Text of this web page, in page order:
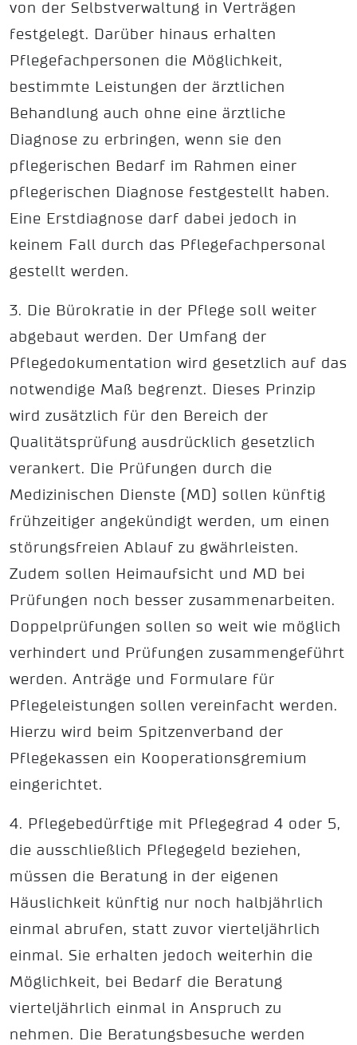
von der Selbstverwaltung in Verträgen
festgelegt. Darüber hinaus erhalten
Pflegefachpersonen die Möglichkeit,
bestimmte Leistungen der ärztlichen
Behandlung auch ohne eine ärztliche
Diagnose zu erbringen, wenn sie den
pflegerischen Bedarf im Rahmen einer
pflegerischen Diagnose festgestellt haben.
Eine Erstdiagnose darf dabei jedoch in
keinem Fall durch das Pflegefachpersonal
gestellt werden.
3. Die Bürokratie in der Pflege soll weiter
abgebaut werden. Der Umfang der
Pflegedokumentation wird gesetzlich auf das
notwendige Maß begrenzt. Dieses Prinzip
wird zusätzlich für den Bereich der
Qualitätsprüfung ausdrücklich gesetzlich
verankert. Die Prüfungen durch die
Medizinischen Dienste (MD) sollen künftig
frühzeitiger angekündigt werden, um einen
störungsfreien Ablauf zu gwährleisten.
Zudem sollen Heimaufsicht und MD bei
Prüfungen noch besser zusammenarbeiten.
Doppelprüfungen sollen so weit wie möglich
verhindert und Prüfungen zusammengeführt
werden. Anträge und Formulare für
Pflegeleistungen sollen vereinfacht werden.
Hierzu wird beim Spitzenverband der
Pflegekassen ein Kooperationsgremium
eingerichtet.
4. Pflegebedürftige mit Pflegegrad 4 oder 5,
die ausschließlich Pflegegeld beziehen,
müssen die Beratung in der eigenen
Häuslichkeit künftig nur noch halbjährlich
einmal abrufen, statt zuvor vierteljährlich
einmal. Sie erhalten jedoch weiterhin die
Möglichkeit, bei Bedarf die Beratung
vierteljährlich einmal in Anspruch zu
nehmen. Die Beratungsbesuche werden